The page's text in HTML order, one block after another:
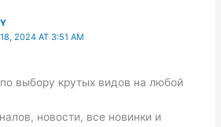
2024 AT 3:51 AM
выбору крутых видов на любой
новости, все новинки и